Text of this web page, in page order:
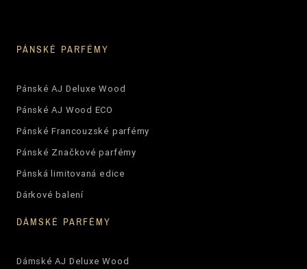
PÁNSKÉ PARFÉMY
Pánské AJ Deluxe Wood
Pánské AJ Wood ECO
Pánské Francouzské parfémy
Pánské Značkové parfémy
Pánská limitovaná edice
Dárkové balení
DÁMSKÉ PARFÉMY
Dámské AJ Deluxe Wood